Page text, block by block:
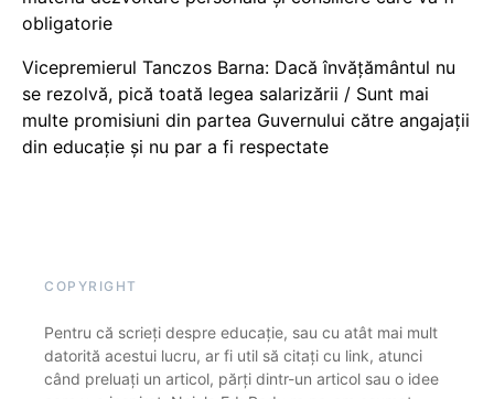
obligatorie
Vicepremierul Tanczos Barna: Dacă învățământul nu
se rezolvă, pică toată legea salarizării / Sunt mai
multe promisiuni din partea Guvernului către angajații
din educație și nu par a fi respectate
COPYRIGHT
Pentru că scrieți despre educație, sau cu atât mai mult
datorită acestui lucru, ar fi util să citați cu link, atunci
când preluați un articol, părți dintr-un articol sau o idee